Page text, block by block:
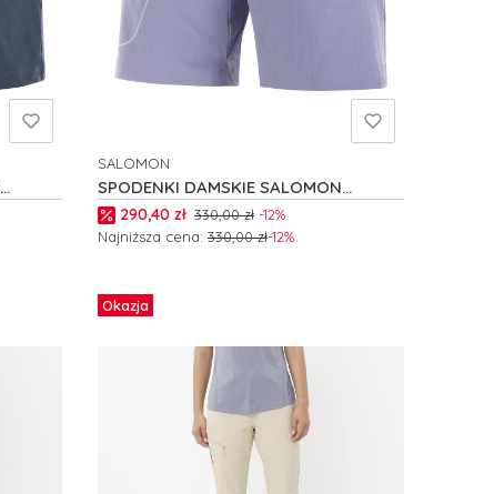
SPODENKI DAMSKIE SALOMON
WAYFARER W C24727
PRODUCENT
SALOMON
Cena promocyjna
290,40 zł 330,00 zł -12%
Najniższa cena: 330,00 zł-12%
Okazja